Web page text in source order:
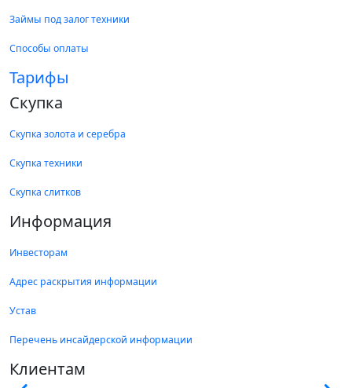
Займы под залог техники
Способы оплаты
Тарифы
Скупка
Скупка золота и серебра
Скупка техники
Скупка слитков
Информация
Инвесторам
Адрес раскрытия информации
Устав
Перечень инсайдерской информации
Клиентам